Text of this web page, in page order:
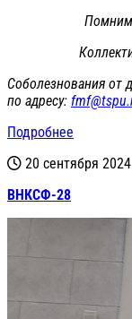
Соболезнования от
по адресу:
Подробнее
20 сентября 2024
ВНКСФ-28